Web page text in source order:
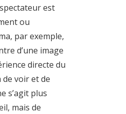
est
ou
par exemple,
d’une image
directe du
de voir et de
s’agit plus
mais de